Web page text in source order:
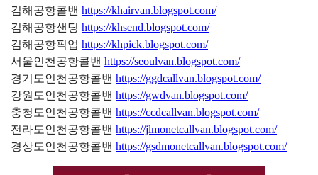
김해공항콜밴https://khairvan.blogspot.com/
김해공항샌딩https://khsend.blogspot.com/
김해공항픽업https://khpick.blogspot.com/
서울인천공항콜밴https://seoulvan.blogspot.com/
경기도인천공항콜밴https://ggdcallvan.blogspot.com/
강원도인천공항콜밴https://gwdvan.blogspot.com/
충청도인천공항콜밴https://ccdcallvan.blogspot.com/
전라도인천공항콜밴https://jlmonetcallvan.blogspot.com/
경상도인천공항콜밴https://gsdmonetcallvan.blogspot.com/